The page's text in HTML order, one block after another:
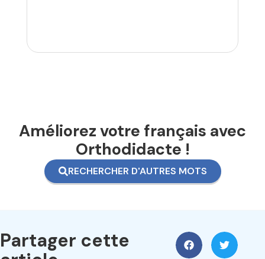
Améliorez votre français avec
Orthodidacte !
RECHERCHER D'AUTRES MOTS
Partager cette